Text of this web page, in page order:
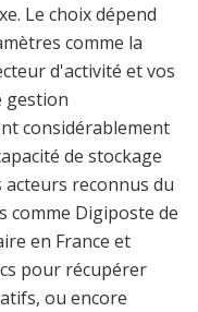
Le choix dépend
comme la
d'activité et vos
gestion
considérablement
de stockage
reconnus du
comme Digiposte de
en France et
pour récupérer
ou encore